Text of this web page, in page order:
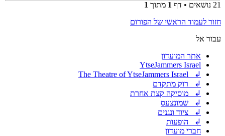
21 נושאים • דף 1 מתוך 1
חזור לעמוד הראשי של הפורום
עבור אל
אתר המועדון
YtseJammers Israel
↲ The Theatre of YtseJammers Israel
↲ רוק מתקדם
↲ מוסיקה קצת אחרת
↲ שמונצעס
↲ ציוד ונגנים
↲ הופעות
חברי מועדון